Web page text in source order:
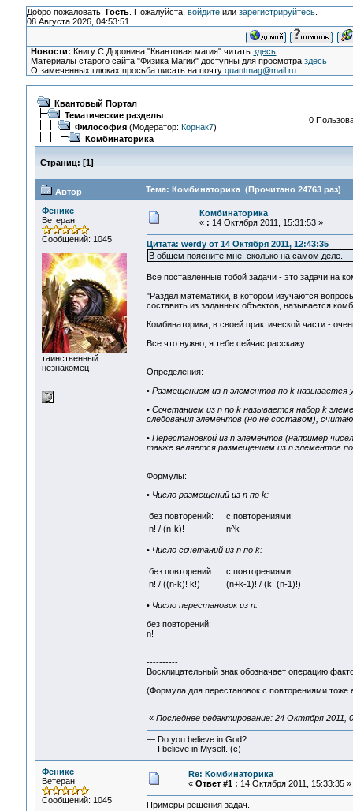
Добро пожаловать, Гость. Пожалуйста, войдитеили зарегистрируйтесь.
08 Августа 2026, 04:53:51
Новости: Книгу С.Доронина "Квантовая магия" читатьздесь
Материалы старого сайта "Физика Магии" доступны для просмотраздесь
О замеченных глюках просьба писать на почтуquantmag@mail.ru
Квантовый Портал
Тематические разделы
Философия(Модератор: Корнак7)
Комбинаторика
0
Страниц: [1]
Автор Тема: Комбинаторика (Прочитано 24763 раз)
Феникс
Ветеран
Сообщений: 1045
таинственный
незнакомец
Комбинаторика
« : 14 Октября 2011, 15:31:53 »
Цитата: werdy от 14 Октября 2011, 12:43:35
В общем поясните мне, сколько на самом деле.
Все поставленные тобой задачи - это задачи на
"Раздел математики, в котором изучаются
составить из заданных объектов, называется
Комбинаторика, в своей практической части -
Все что нужно, я тебе сейчас расскажу.
Определения:
• Размещением из n элементов по k называется
• Сочетанием из n по k называется набор k
следования элементов (но не составом),
• Перестановкой из n элементов (например
также является размещением из n элементов
Формулы:
• Число размещений из n по k:
без повторений:
с повторениями:
n! / (n-k)!
n^k
• Число сочетаний из n по k:
без повторений:
с повторениями:
n! / ((n-k)! k!)
(n+k-1)! / (k! (n-1)!)
• Число перестановок из n:
без повторений:
n!
----------
Восклицательный знак обозначает операцию
(Формула для перестановок с повторениями
« Последнее редактирование: 24 Октября 2011,
— Do you believe in God?
— I believe in Myself. (c)
Феникс
Ветеран
Сообщений: 1045
Re: Комбинаторика
« Ответ #1 : 14 Октября 2011, 15:33:35 »
Примеры решения задач.